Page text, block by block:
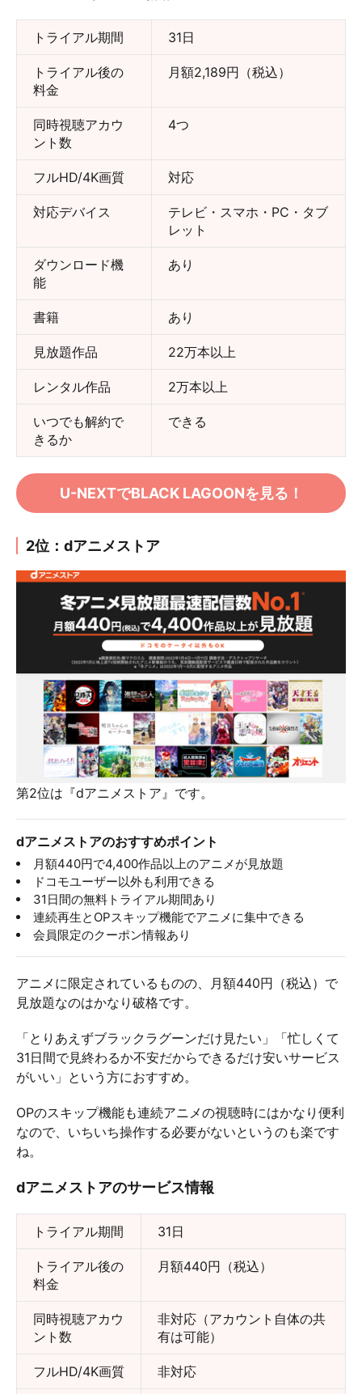
トライアル期間 31日
トライアル後の
料金
月額2,189円（税込）
同時視聴アカウ
ント数
4つ
フルHD/4K画質 対応
対応デバイス
テレビ・スマホ・PC・タブ
レット
ダウンロード機
能
あり
書籍 あり
見放題作品 22万本以上
レンタル作品 2万本以上
いつでも解約で
きるか
できる
U-NEXTでBLACK LAGOONを見る！
2位：dアニメストア
第2位は『dアニメストア』です。
dアニメストアのおすすめポイント
月額440円で4,400作品以上のアニメが見放題
ドコモユーザー以外も利用できる
31日間の無料トライアル期間あり
連続再生とOPスキップ機能でアニメに集中できる
会員限定のクーポン情報あり
アニメに限定されているものの、月額440円（税込）で
見放題なのはかなり破格です。
「とりあえずブラックラグーンだけ見たい」「忙しくて
31日間で見終わるか不安だからできるだけ安いサービス
がいい」という方におすすめ。
OPのスキップ機能も連続アニメの視聴時にはかなり便利
なので、いちいち操作する必要がないというのも楽です
ね。
dアニメストアのサービス情報
トライアル期間 31日
トライアル後の
料金
月額440円（税込）
同時視聴アカウ
ント数
非対応（アカウント自体の共
有は可能）
フルHD/4K画質 非対応